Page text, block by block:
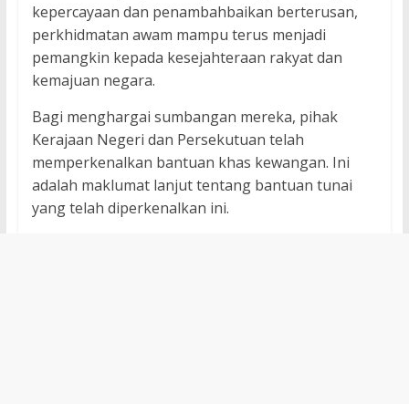
kepercayaan dan penambahbaikan berterusan,
perkhidmatan awam mampu terus menjadi
pemangkin kepada kesejahteraan rakyat dan
kemajuan negara.
Bagi menghargai sumbangan mereka, pihak
Kerajaan Negeri dan Persekutuan telah
memperkenalkan bantuan khas kewangan. Ini
adalah maklumat lanjut tentang bantuan tunai
yang telah diperkenalkan ini.